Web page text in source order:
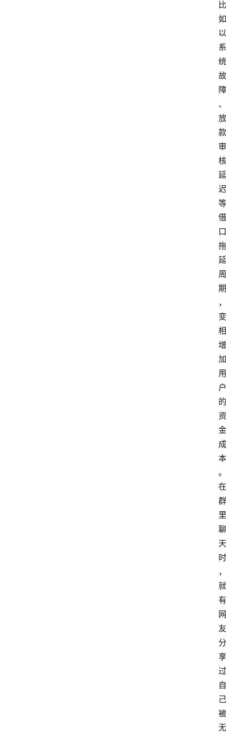
比
如
以
系
统
故
障
、
放
款
审
核
延
迟
等
借
口
拖
延
周
期
，
变
相
增
加
用
户
的
资
金
成
本
。
在
群
里
聊
天
时
，
就
有
网
友
分
享
过
自
己
被
无